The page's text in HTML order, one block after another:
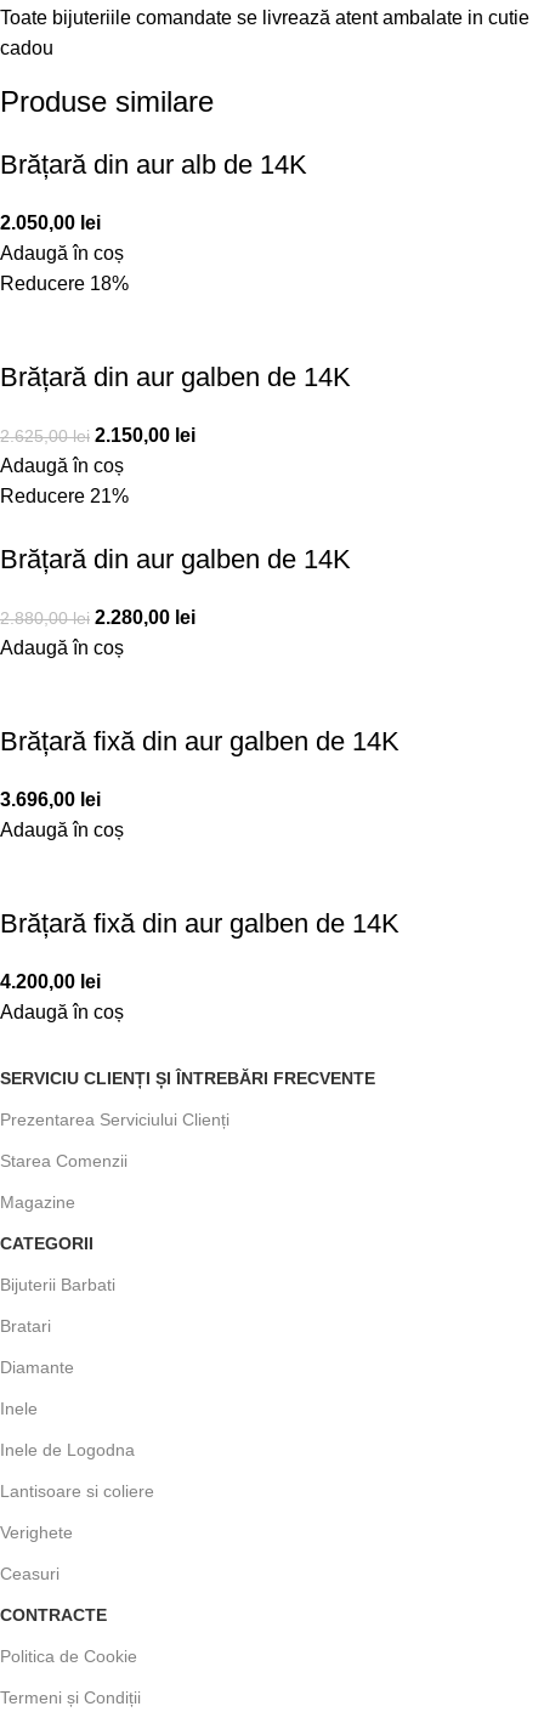
Toate bijuteriile comandate se livrează atent ambalate in cutie
cadou
Produse similare
Brățară din aur alb de 14K
2.050,00 lei
Adaugă în coș
Reducere 18%
Brățară din aur galben de 14K
2.625,00lei 2.150,00 lei
Adaugă în coș
Reducere 21%
Brățară din aur galben de 14K
2.880,00lei 2.280,00 lei
Adaugă în coș
Brățară fixă din aur galben de 14K
3.696,00 lei
Adaugă în coș
Brățară fixă din aur galben de 14K
4.200,00 lei
Adaugă în coș
SERVICIU CLIENȚI ȘI ÎNTREBĂRI FRECVENTE
Prezentarea Serviciului Clienți
Starea Comenzii
Magazine
CATEGORII
Bijuterii Barbati
Bratari
Diamante
Inele
Inele de Logodna
Lantisoare si coliere
Verighete
Ceasuri
CONTRACTE
Politica de Cookie
Termeni și Condiții